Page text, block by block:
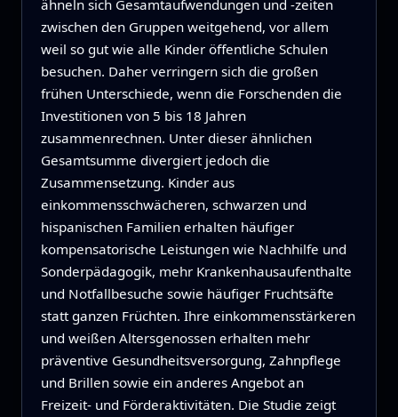
ähneln sich Gesamtaufwendungen und -zeiten
zwischen den Gruppen weitgehend, vor allem
weil so gut wie alle Kinder öffentliche Schulen
besuchen. Daher verringern sich die großen
frühen Unterschiede, wenn die Forschenden die
Investitionen von 5 bis 18 Jahren
zusammenrechnen. Unter dieser ähnlichen
Gesamtsumme divergiert jedoch die
Zusammensetzung. Kinder aus
einkommensschwächeren, schwarzen und
hispanischen Familien erhalten häufiger
kompensatorische Leistungen wie Nachhilfe und
Sonderpädagogik, mehr Krankenhausaufenthalte
und Notfallbesuche sowie häufiger Fruchtsäfte
statt ganzen Früchten. Ihre einkommensstärkeren
und weißen Altersgenossen erhalten mehr
präventive Gesundheitsversorgung, Zahnpflege
und Brillen sowie ein anderes Angebot an
Freizeit- und Förderaktivitäten. Die Studie zeigt